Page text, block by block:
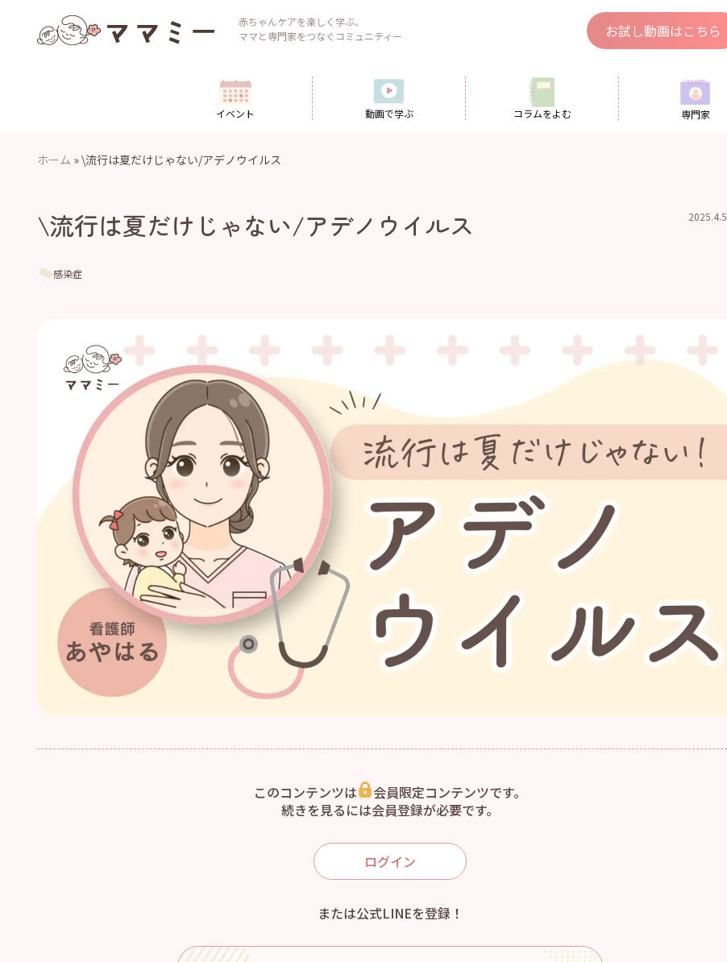
content
赤ちゃんケアを楽しく学ぶ、
ママと専門家をつなぐコミュニティー
お試し動画はこちら
イベント 動画で学ぶ コラムをよむ 専門家
ホーム »\流行は夏だけじゃない/アデノウイルス
\流行は夏だけじゃない/アデノウイルス 2025.4.5
感染症
このコンテンツは
会員限定コンテンツです。
続きを見るには会員登録が必要です。
ログイン
または公式LINEを登録！